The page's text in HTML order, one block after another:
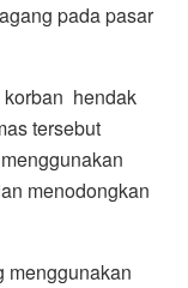
pada pasar
korban hendak
tersebut
menodongkan
menggunakan